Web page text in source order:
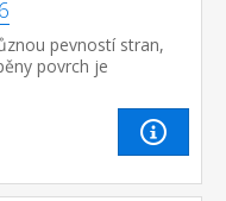
pevností stran,
povrch je
(bílá) a měkk...